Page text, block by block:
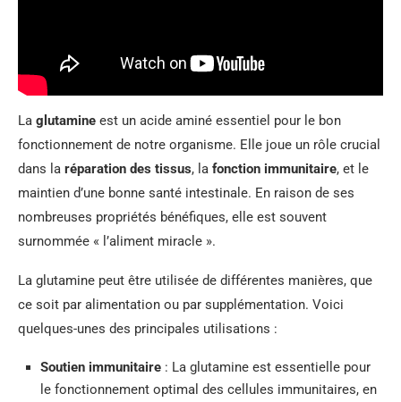
La glutamine est un acide aminé essentiel pour le bon
fonctionnement de notre organisme. Elle joue un rôle crucial
dans la réparation des tissus, la fonction immunitaire, et le
maintien d’une bonne santé intestinale. En raison de ses
nombreuses propriétés bénéfiques, elle est souvent
surnommée « l’aliment miracle ».
La glutamine peut être utilisée de différentes manières, que
ce soit par alimentation ou par supplémentation. Voici
quelques-unes des principales utilisations :
Soutien immunitaire : La glutamine est essentielle pour
le fonctionnement optimal des cellules immunitaires, en